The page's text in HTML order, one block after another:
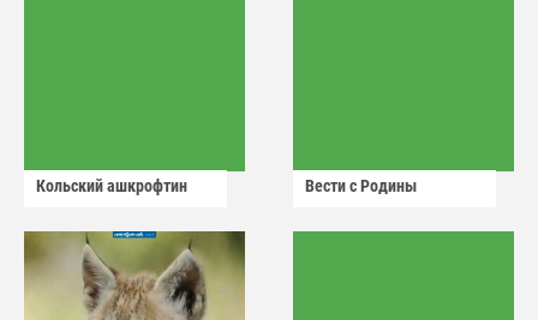
Кольский ашкрофтин Вести с Родины